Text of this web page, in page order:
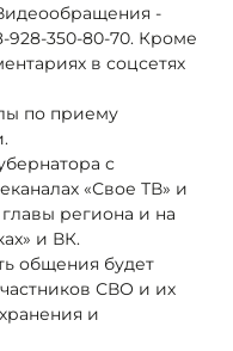
-
350-80-70. Кроме
в соцсетях
по приему
с
«Свое ТВ» и
региона и на
и ВК.
общения будет
СВО и их
и